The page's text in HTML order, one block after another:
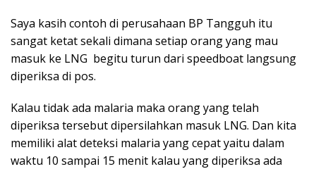
Saya kasih contoh di perusahaan BP Tangguh itu
sangat ketat sekali dimana setiap orang yang mau
masuk ke LNG begitu turun dari speedboat langsung
diperiksa di pos.
Kalau tidak ada malaria maka orang yang telah
diperiksa tersebut dipersilahkan masuk LNG. Dan kita
memiliki alat deteksi malaria yang cepat yaitu dalam
waktu 10 sampai 15 menit kalau yang diperiksa ada